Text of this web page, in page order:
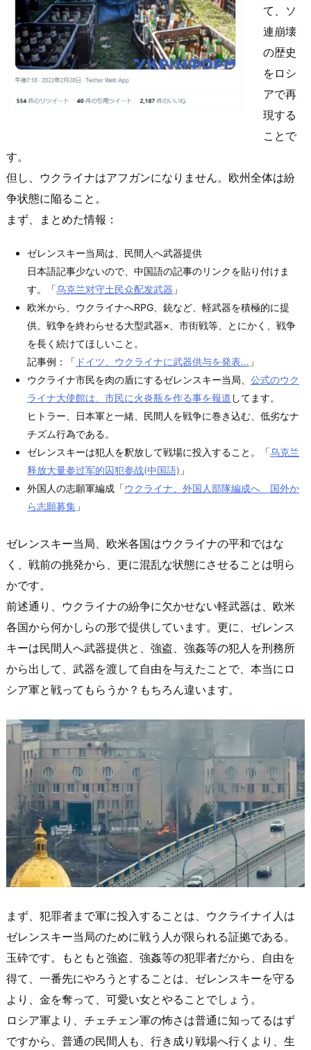
て、ソ
連崩壊
の歴史
をロシ
アで再
現する
ことで
す。
但し、ウクライナはアフガンになりません。欧州全体は紛
争状態に陥ること。
まず、まとめた情報：
ゼレンスキー当局は、民間人へ武器提供
日本語記事少ないので、中国語の記事のリンクを貼り付けま
す。「乌克兰对守土民众配发武器 」
欧米から、ウクライナへRPG、銃など、軽武器を積極的に提
供。戦争を終わらせる大型武器×、市街戦等、とにかく、戦争
を長く続けてほしいこと。
記事例：「 ドイツ、ウクライナに武器供与を発表… 」
ウクライナ市民を肉の盾にするゼレンスキー当局、 公式のウク
ライナ大使館は、市民に火炎瓶を作る事を報道 してます。
ヒトラー、日本軍と一緒、民間人を戦争に巻き込む、低劣なナ
チズム行為である。
ゼレンスキーは犯人を釈放して戦場に投入すること。「乌克兰
释放大量参过军的囚犯参战(中国語) 」
外国人の志願軍編成「ウクライナ、外国人部隊編成へ 国外か
ら志願募集 」
ゼレンスキー当局、欧米各国はウクライナの平和ではな
く、戦前の挑発から、更に混乱な状態にさせることは明ら
かです。
前述通り、ウクライナの紛争に欠かせない軽武器は、欧米
各国から何かしらの形で提供しています。更に、ゼレンス
キーは民間人へ武器提供と、強盗、強姦等の犯人を刑務所
から出して、武器を渡して自由を与えたことで、本当にロ
シア軍と戦ってもらうか？もちろん違います。
まず、犯罪者まで軍に投入することは、ウクライナイ人は
ゼレンスキー当局のために戦う人が限られる証拠である。
玉砕です。もともと強盗、強姦等の犯罪者だから、自由を
得て、一番先にやろうとすることは、ゼレンスキーを守る
より、金を奪って、可愛い女とやることでしょう。
ロシア軍より、チェチェン軍の怖さは普通に知ってるはず
ですから、普通の民間人も、行き成り戦場へ行くより、生